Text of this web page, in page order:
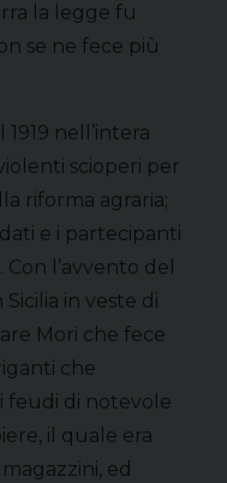
la legge fu
se ne fece più
nell’intera
scioperi per
riforma agraria;
e i partecipanti
l’avvento del
in veste di
Mori che fece
che
feudi di notevole
il quale era
ed